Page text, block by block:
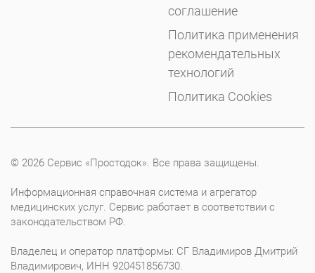
соглашение
Политика применения
рекомендательных
технологий
Политика Cookies
© 2026 Сервис «Простодок». Все права защищены.
Информационная справочная система и агрегатор
медицинских услуг. Сервис работает в соответствии с
законодательством РФ.
Владелец и оператор платформы: СГ Владимиров Дмитрий
Владимирович, ИНН 920451856730.